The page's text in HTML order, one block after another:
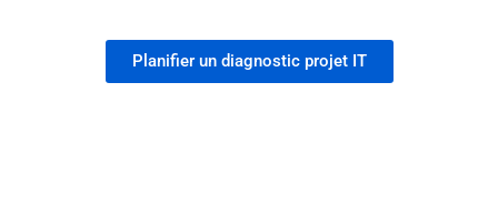
Planifier un diagnostic projet IT